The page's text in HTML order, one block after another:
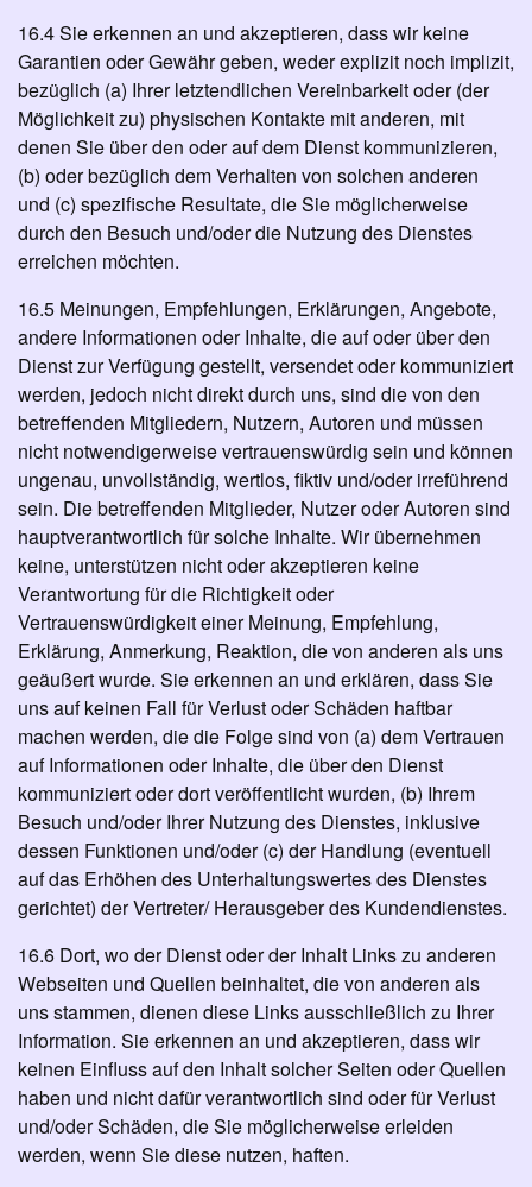
16.4 Sie erkennen an und akzeptieren, dass wir keine
Garantien oder Gewähr geben, weder explizit noch implizit,
bezüglich (a) Ihrer letztendlichen Vereinbarkeit oder (der
Möglichkeit zu) physischen Kontakte mit anderen, mit
denen Sie über den oder auf dem Dienst kommunizieren,
(b) oder bezüglich dem Verhalten von solchen anderen
und (c) spezifische Resultate, die Sie möglicherweise
durch den Besuch und/oder die Nutzung des Dienstes
erreichen möchten.
16.5 Meinungen, Empfehlungen, Erklärungen, Angebote,
andere Informationen oder Inhalte, die auf oder über den
Dienst zur Verfügung gestellt, versendet oder kommuniziert
werden, jedoch nicht direkt durch uns, sind die von den
betreffenden Mitgliedern, Nutzern, Autoren und müssen
nicht notwendigerweise vertrauenswürdig sein und können
ungenau, unvollständig, wertlos, fiktiv und/oder irreführend
sein. Die betreffenden Mitglieder, Nutzer oder Autoren sind
hauptverantwortlich für solche Inhalte. Wir übernehmen
keine, unterstützen nicht oder akzeptieren keine
Verantwortung für die Richtigkeit oder
Vertrauenswürdigkeit einer Meinung, Empfehlung,
Erklärung, Anmerkung, Reaktion, die von anderen als uns
geäußert wurde. Sie erkennen an und erklären, dass Sie
uns auf keinen Fall für Verlust oder Schäden haftbar
machen werden, die die Folge sind von (a) dem Vertrauen
auf Informationen oder Inhalte, die über den Dienst
kommuniziert oder dort veröffentlicht wurden, (b) Ihrem
Besuch und/oder Ihrer Nutzung des Dienstes, inklusive
dessen Funktionen und/oder (c) der Handlung (eventuell
auf das Erhöhen des Unterhaltungswertes des Dienstes
gerichtet) der Vertreter/ Herausgeber des Kundendienstes.
16.6 Dort, wo der Dienst oder der Inhalt Links zu anderen
Webseiten und Quellen beinhaltet, die von anderen als
uns stammen, dienen diese Links ausschließlich zu Ihrer
Information. Sie erkennen an und akzeptieren, dass wir
keinen Einfluss auf den Inhalt solcher Seiten oder Quellen
haben und nicht dafür verantwortlich sind oder für Verlust
und/oder Schäden, die Sie möglicherweise erleiden
werden, wenn Sie diese nutzen, haften.